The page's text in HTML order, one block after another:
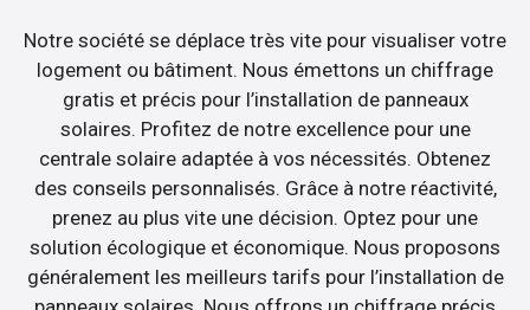
Notre société se déplace très vite pour visualiser votre
logement ou bâtiment. Nous émettons un chiffrage
gratis et précis pour l’installation de panneaux
solaires. Profitez de notre excellence pour une
centrale solaire adaptée à vos nécessités. Obtenez
des conseils personnalisés. Grâce à notre réactivité,
prenez au plus vite une décision. Optez pour une
solution écologique et économique. Nous proposons
généralement les meilleurs tarifs pour l’installation de